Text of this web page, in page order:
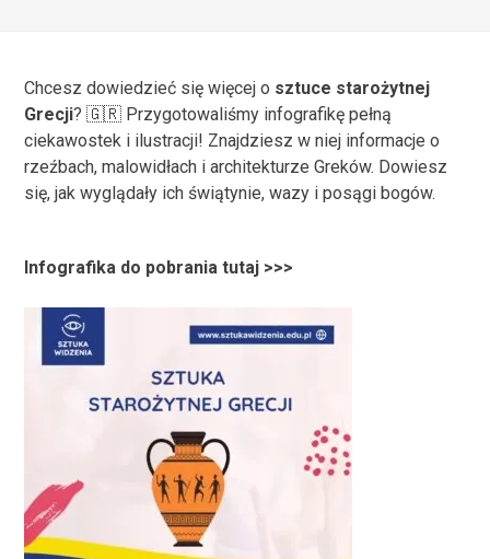
Chcesz dowiedzieć się więcej o sztuce starożytnej
Grecji? 🇬🇷 Przygotowaliśmy infografikę pełną
ciekawostek i ilustracji! Znajdziesz w niej informacje o
rzeźbach, malowidłach i architekturze Greków. Dowiesz
się,jak wyglądały ich świątynie, wazy i posągi bogów.
Infografika do pobrania tutaj >>>